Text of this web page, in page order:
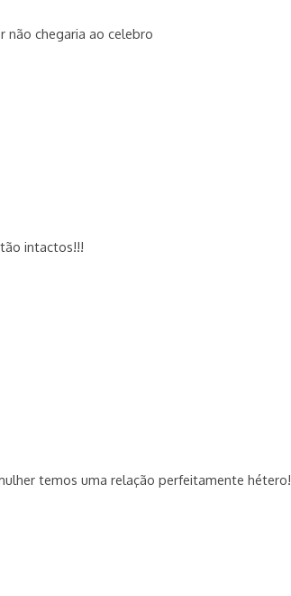
não chegaria ao celebro
intactos!!!
temos uma relação perfeitamente hétero!